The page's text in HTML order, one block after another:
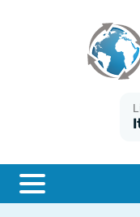
ESTER
Cos'è l'inflazione CPI?
Cos'è l'inflazione HICP?
Inflazione Italia
Tassi storici Euribor
Tassi storici di SONIA
Calcolatore